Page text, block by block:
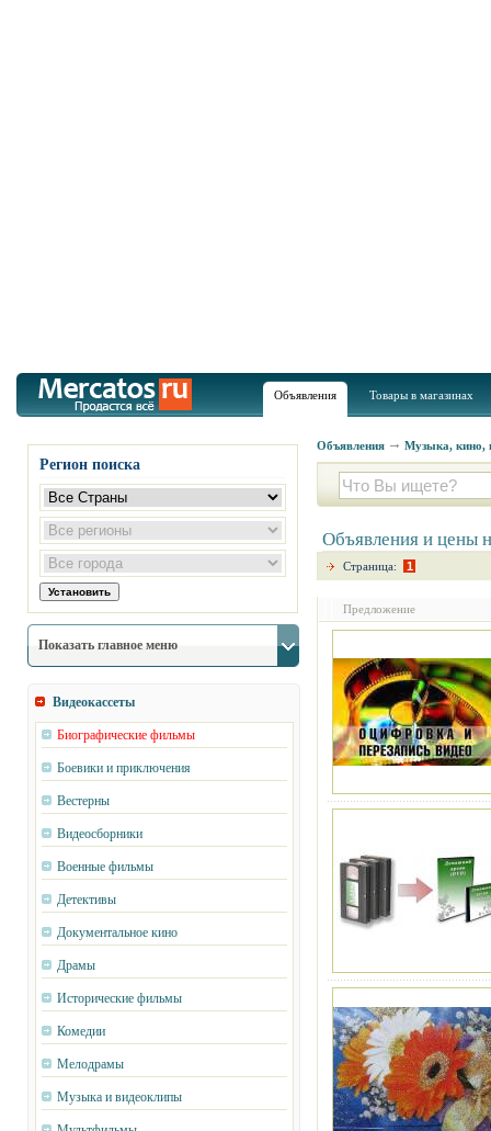
Объявления Товары в магазинах
Регион поиска
Показать главное меню
Видеокассеты
Биографические фильмы
Боевики и приключения
Вестерны
Видеосборники
Военные фильмы
Детективы
Документальное кино
Драмы
Исторические фильмы
Комедии
Мелодрамы
Музыка и видеоклипы
Объявления Музыка, кино,
Объявления и цены
Страница: 1
Предложение